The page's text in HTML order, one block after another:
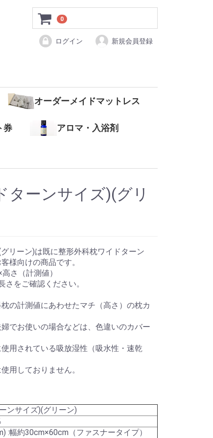
0
ログイン 新規会員登録
オーダーメイドマットレス
券 アロマ・入浴剤
ターンサイズ)(グリ
リーン)は既に整形外科枕ワイドターン
様向けの商品です。
さ（計測値）
をご確認ください。
の計測値にあわせたマチ（高さ）の枕カ
でお使いの場合などは、色違いのカバー
用されている吸放湿性（吸水性・速乾
用しておりません。
ンサイズ)(グリーン)
:幅約30cm×60cm（ファスナータイプ）